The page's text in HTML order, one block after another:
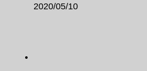
2020/05/10